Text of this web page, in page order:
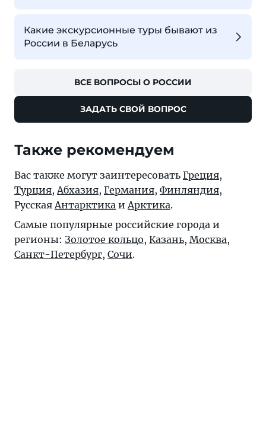
Какие экскурсионные туры бывают из
России в Беларусь
ВСЕ ВОПРОСЫ О РОССИИ
ЗАДАТЬ СВОЙ ВОПРОС
Также рекомендуем
Вас также могут заинтересовать Греция,
Турция, Абхазия, Германия, Финляндия,
Русская Антарктика и Арктика.
Самые популярные российские города и
регионы: Золотое кольцо, Казань, Москва,
Санкт-Петербург, Сочи.